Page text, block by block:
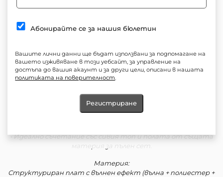
Елегантно сиво сако с вграден шал – модел, който
съчетава класика и индивидуалност.
падаща линия, която придава изтънчена структура и
женственост.
Детайли:
преметнат за по-драматичен ефект.
• Класическо закопчаване с едно копче.
• Идеално съчетание със сивия топ и полата от същата
материя за пълен сет.
Материя:
Структуриран плат с вълнен ефект (вълна + полиестер +
Абонирайте се за нашия бюлетин
Вашите лични данни ще бъдат използвани за подпомагане на
вашето изживяване в този уебсайт, за управление на
достъпа до вашия акаунт и за други цели, описани в нашата
политиката на поверителност.
Регистриране